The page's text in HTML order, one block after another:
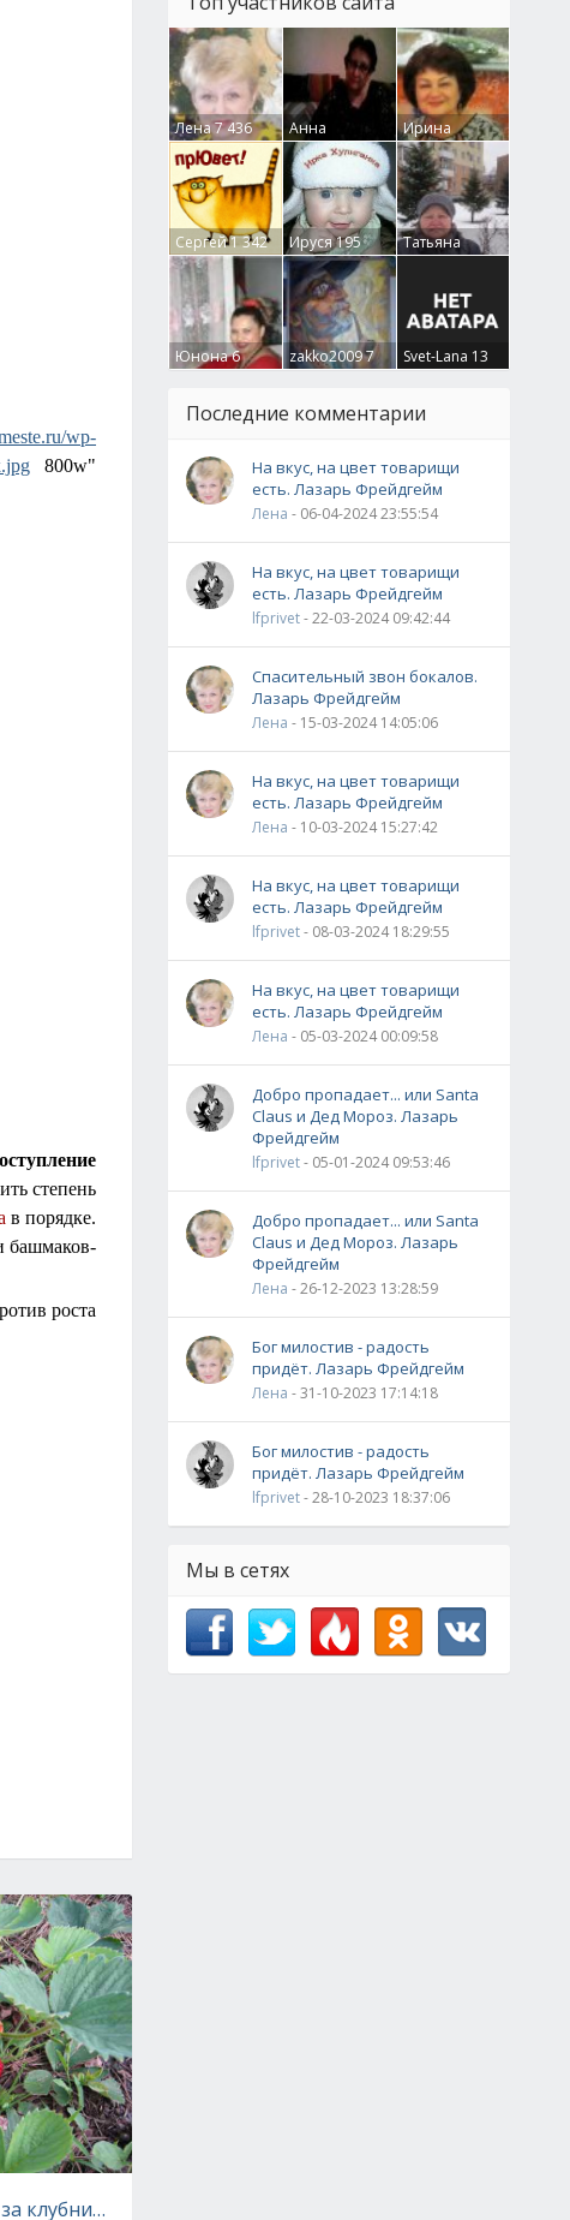
wp-
800w"
степень
в порядке.
башмаков-
роста
клубникой, чтобы ягоды были крупные!
Лена7 436
Анна
Гумлевая0
Ирина
Бруцкая41
Сергей1 342 Ируся195
Татьяна
Крючкова0
Юнона6 zakko20097 Svet-Lana 13
Последние комментарии
На вкус, на цвет товарищи
есть. Лазарь Фрейдгейм
Лена - 06-04-2024 23:55:54
На вкус, на цвет товарищи
есть. Лазарь Фрейдгейм
lfprivet- 22-03-2024 09:42:44
Спасительный звон бокалов.
Лазарь Фрейдгейм
Лена - 15-03-2024 14:05:06
На вкус, на цвет товарищи
есть. Лазарь Фрейдгейм
Лена - 10-03-2024 15:27:42
На вкус, на цвет товарищи
есть. Лазарь Фрейдгейм
lfprivet- 08-03-2024 18:29:55
На вкус, на цвет товарищи
есть. Лазарь Фрейдгейм
Лена - 05-03-2024 00:09:58
Добро пропадает... или Santa
Claus и Дед Мороз. Лазарь
Фрейдгейм
lfprivet- 05-01-2024 09:53:46
Добро пропадает... или Santa
Claus и Дед Мороз. Лазарь
Фрейдгейм
Лена - 26-12-2023 13:28:59
Бог милостив - радость
придёт. Лазарь Фрейдгейм
Лена - 31-10-2023 17:14:18
Бог милостив - радость
придёт. Лазарь Фрейдгейм
lfprivet- 28-10-2023 18:37:06
Мы в сетях